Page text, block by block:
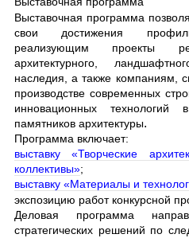
Выставочная программа
свои достижения
реализующим проекты
архитектурного,
наследия, а также компаниям,
производстве современных
инновационных технологий
памятников архитектуры.
Программа включает:
выставку «Творческие
коллективы»;
выставку «Материалы и
экспозицию работ конкурсной
Деловая программа
стратегических решений по